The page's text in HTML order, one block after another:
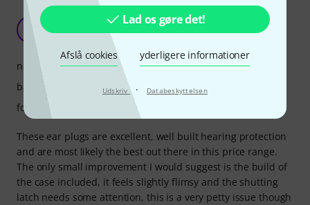
Lad os gøre det!
Afslå cookies yderligere informationer
Udskriv · Databeskyttelsen
Felipe CF 03.06.2019
These ear plugs are excellent, well built hearing protection
and are most likely the best out there in this price range.
The only small improvement I would suggest is the build of
the case included, it feels slightly flimsy and the shutting
latch needs some attention, this is a very petty issue though
naturlighed
bærekomfort
forarbejdning